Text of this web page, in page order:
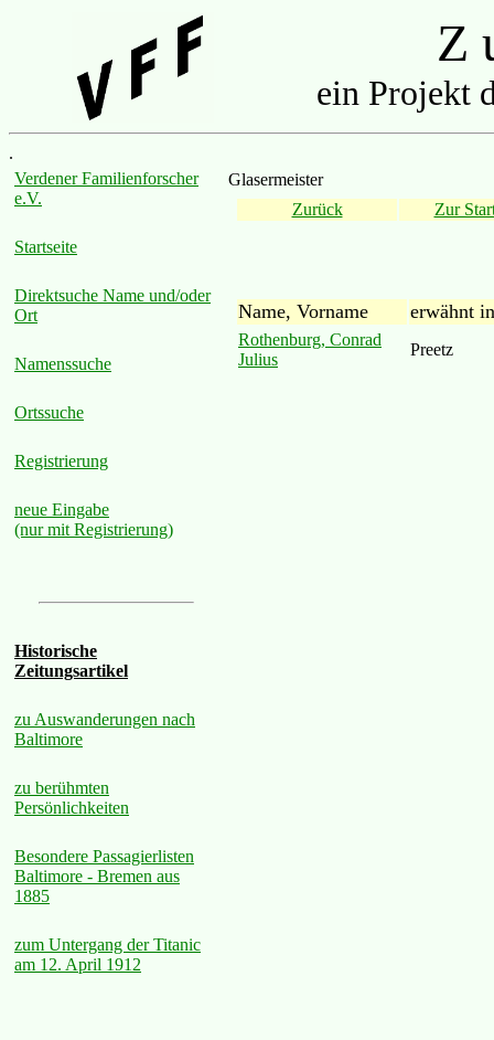
Z
ein Projekt
.
Verdener Familienforscher
e.V.
Startseite
Direktsuche Name und/oder
Ort
Namenssuche
Ortssuche
Registrierung
neue Eingabe
(nur mit Registrierung)
Historische
Zeitungsartikel
zu Auswanderungen nach
Baltimore
zu berühmten
Persönlichkeiten
Besondere Passagierlisten
Baltimore - Bremen aus
1885
zum Untergang der Titanic
am 12. April 1912
Glasermeister
Zurück
Zur
Name, Vorname erwähnt in
Rothenburg, Conrad
Julius
Preetz